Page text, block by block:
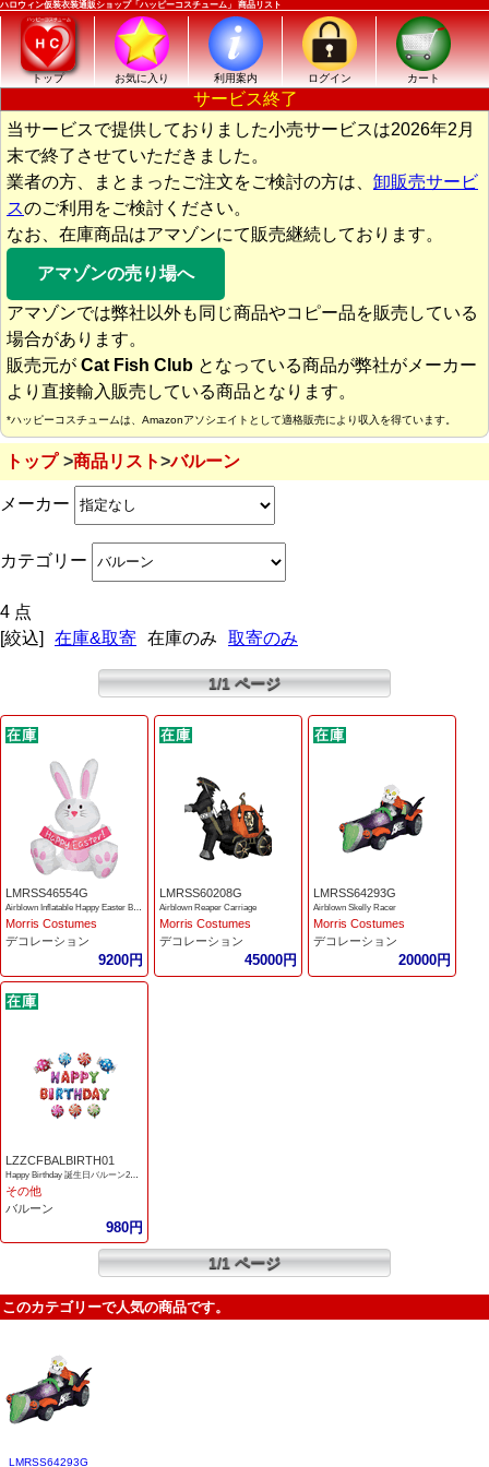
ハロウィン仮装衣装通販ショップ「ハッピーコスチューム」 商品リスト
トップ お気に入り 利用案内 ログイン カート
サービス終了
当サービスで提供しておりました小売サービスは2026年2月
末で終了させていただきました。
業者の方、まとまったご注文をご検討の方は、 卸販売サービ
スのご利用をご検討ください。
なお、在庫商品はアマゾンにて販売継続しております。
アマゾンの売り場へ
アマゾンでは弊社以外も同じ商品やコピー品を販売している
場合があります。
販売元が Cat Fish Club となっている商品が弊社がメーカー
より直接輸入販売している商品となります。
*ハッピーコスチュームは、Amazonアソシエイトとして適格販売により収入を得ています。
トップ 商品リスト バルーン
メーカー
カテゴリー
4 点
[絞込]
在庫&取寄 在庫のみ 取寄のみ
1/1 ページ
LMRSS46554G
Airblown Inflatable Happy Easter Bunny 3.5 feet
Morris Costumes
デコレーション
9200円
LMRSS60208G
Airblown Reaper Carriage
Morris Costumes
デコレーション
45000円
LMRSS64293G
Airblown Skelly Racer
Morris Costumes
デコレーション
20000円
LZZCFBALBIRTH01
Happy Birthday 誕生日バルーン20個セット
その他
バルーン
980円
1/1 ページ
このカテゴリーで人気の商品です。
LMRSS64293G